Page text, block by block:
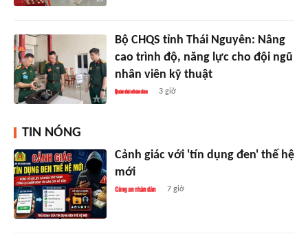
Bộ CHQS tỉnh Thái Nguyên: Nâng
cao trình độ, năng lực cho đội ngũ
nhân viên kỹ thuật
3 giờ
TIN NÓNG
Cảnh giác với 'tín dụng đen' thế hệ
mới
7 giờ